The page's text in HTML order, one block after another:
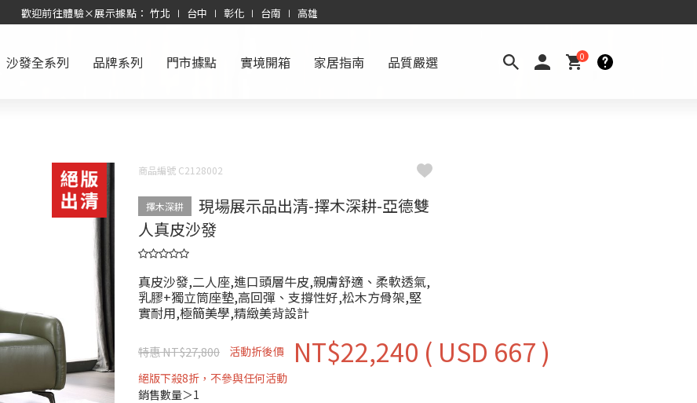
歡迎前往體驗×展示據點： 竹北 ∣ 台中 ∣ 彰化 ∣ 台南 ∣ 高雄
沙發全系列 品牌系列 門市據點 實境開箱 家居指南 品質嚴選 0
商品編號 C2128002
擇木深耕
現場展示品出清-擇木深耕-亞德雙
人真皮沙發
真皮沙發,二人座,進口頭層牛皮,親膚舒適、柔軟透氣,
乳膠+獨立筒座墊,高回彈、支撐性好,松木方骨架,堅
實耐用,極簡美學,精緻美背設計
特惠 NT$27,800 活動折後價 NT$22,240 ( USD 667 )
絕版下殺8折，不參與任何活動
銷售數量＞1